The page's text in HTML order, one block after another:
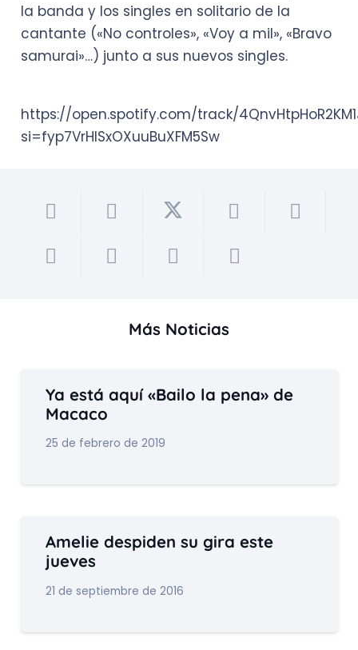
la banda y los singles en solitario de la
cantante («No controles», «Voy a mil», «Bravo
samurai»…) junto a sus nuevos singles.
https://open.spotify.com/track/
si=fyp7VrHISxOXuuBuXFM5Sw
Más Noticias
Ya está aquí «Bailo la pena» de
Macaco
25 de febrero de 2019
Amelie despiden su gira este
jueves
21 de septiembre de 2016